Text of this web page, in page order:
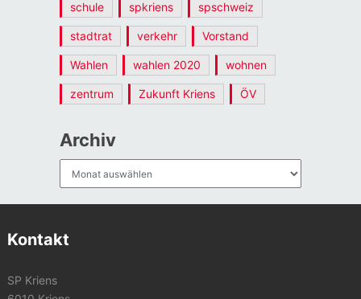
schule spkriens spschweiz
stadtrat verkehr Vorstand
Wahlen wahlen 2020 wohnen
zentrum Zukunft Kriens ÖV
Archiv
Kontakt
SP Kriens